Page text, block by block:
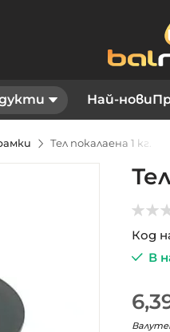
Най-нови
Тел покалаена 1 кг.
Код
В